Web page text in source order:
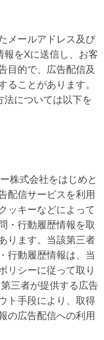
メールアドレス及び
報をXに送信し、お客
目的で、広告配信及
ることがあります。
法については以下を
株式会社をはじめと
配信サービスを利用
ッキーなどによって
・行動履歴情報を取
ります。当該第三者
行動履歴情報は、当
リシーに従って取り
三者が提供する広告
ト手段により、取得
の広告配信への利用